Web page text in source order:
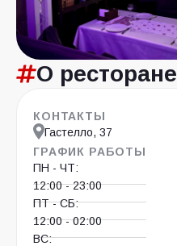
О ресторане
КОНТАКТЫ
Гастелло, 37
ГРАФИК РАБОТЫ
ПН - ЧТ:
12:00 - 23:00
ПТ - СБ:
12:00 - 02:00
ВС: